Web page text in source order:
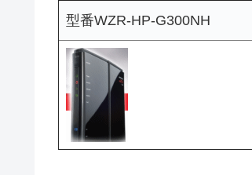
型番WZR-HP-G300NH